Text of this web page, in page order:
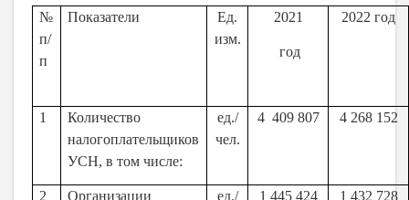
№
п/
п
Показатели
Ед.
изм.
2021
год
2022 год
1
Количество
налогоплательщиков
УСН, в том числе:
ед./
чел.
4 409 807 4 268 152
2 Организации
ед./
1 445 424 1 432 728